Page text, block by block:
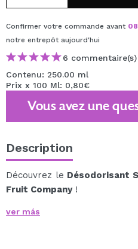
Confirmer votre commande avant 08
notre entrepôt aujourd'hui
6
Contenu: 250.00 ml
Prix x 100 Ml: 0,80€
Vous avez une
Description
Découvrez le Désodorisant
Fruit Company!
rafraîchir l'environnement
ver más